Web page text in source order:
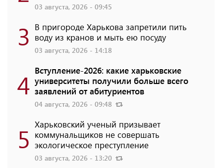
03 августа, 2026 - 09:45
3 В пригороде Харькова запретили пить
воду из кранов и мыть ею посуду
03 августа, 2026 - 14:18
4 Вступление-2026: какие харьковские
университеты получили больше всего
заявлений от абитуриентов
04 августа, 2026 - 09:48
5 Харьковский ученый призывает
коммунальщиков не совершать
экологическое преступление
03 августа, 2026 - 13:20